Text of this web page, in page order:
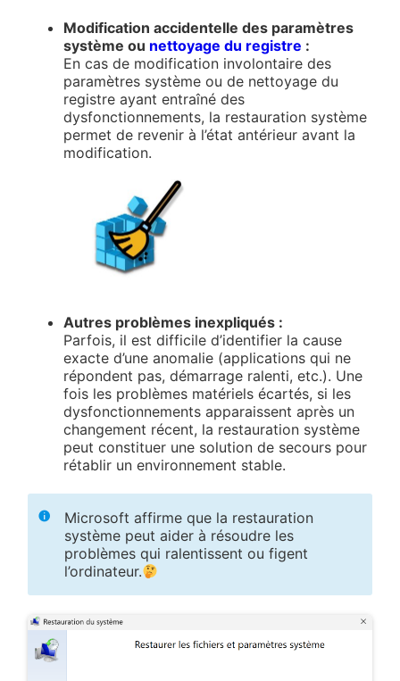
❀
Modification accidentelle des paramètres
système ou nettoyage du registre :
En cas de modification involontaire des
paramètres système ou de nettoyage du
registre ayant entraîné des
dysfonctionnements, la restauration système
permet de revenir à l’état antérieur avant la
modification.
Autres problèmes inexpliqués :
Parfois, il est difficile d’identifier la cause
exacte d’une anomalie (applications qui ne
répondent pas, démarrage ralenti, etc.). Une
fois les problèmes matériels écartés, si les
dysfonctionnements apparaissent après un
changement récent, la restauration système
peut constituer une solution de secours pour
rétablir un environnement stable.
Microsoft affirme que la restauration
système peut aider à résoudre les
problèmes qui ralentissent ou figent
l’ordinateur.